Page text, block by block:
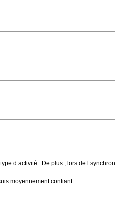
d activité . De plus , lors de l
moyennement confiant.